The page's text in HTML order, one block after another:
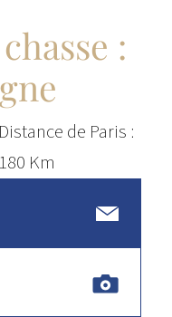
:
Distance de Paris :
180 Km